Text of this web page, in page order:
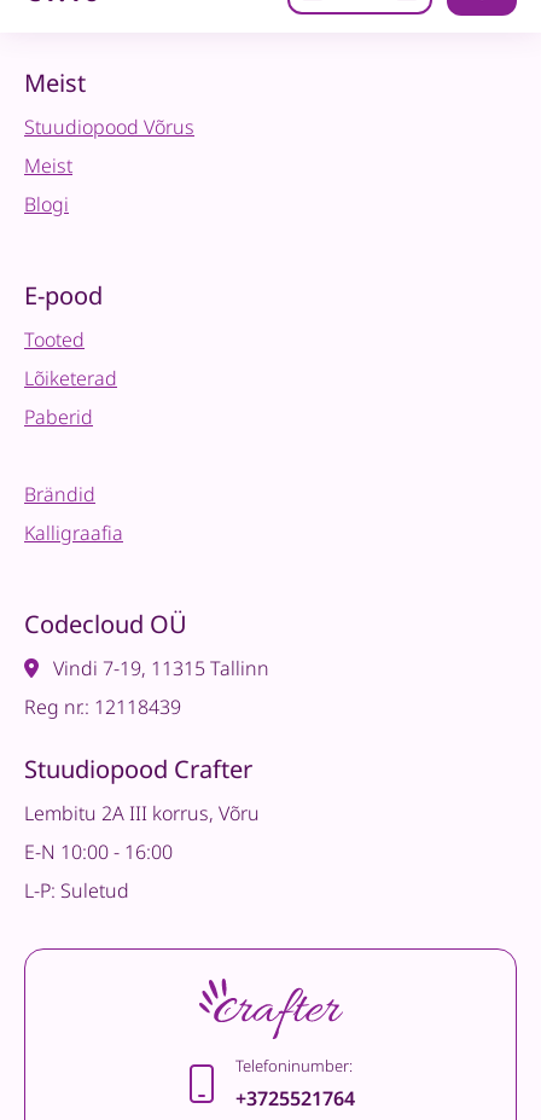
-
Meist
Stuudiopood Võrus
Meist
Blogi
E-pood
Tooted
Lõiketerad
Paberid
Brändid
Kalligraafia
Codecloud OÜ
Vindi 7-19, 11315 Tallinn
Reg nr.: 12118439
Stuudiopood Crafter
Lembitu 2A III korrus, Võru
E-N 10:00 - 16:00
L-P: Suletud
Telefoninumber:
+3725521764